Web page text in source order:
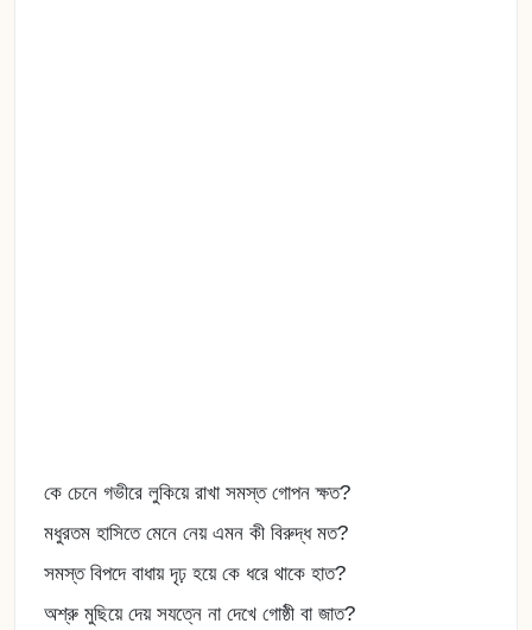
কে চেনে গভীরে লুকিয়ে রাখা সমস্ত গোপন ক্ষত?
মধুরতম হাসিতে মেনে নেয় এমন কী বিরুদ্ধ মত?
সমস্ত বিপদে বাধায় দৃঢ় হয়ে কে ধরে থাকে হাত?
অশ্রু মুছিয়ে দেয় সযত্নে না দেখে গোষ্ঠী বা জাত?